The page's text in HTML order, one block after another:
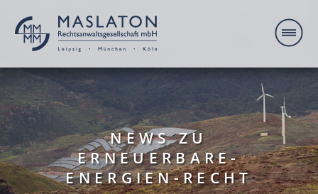
NEWS ZU
ERNEUERBARE-
ENERGIEN-RECHT